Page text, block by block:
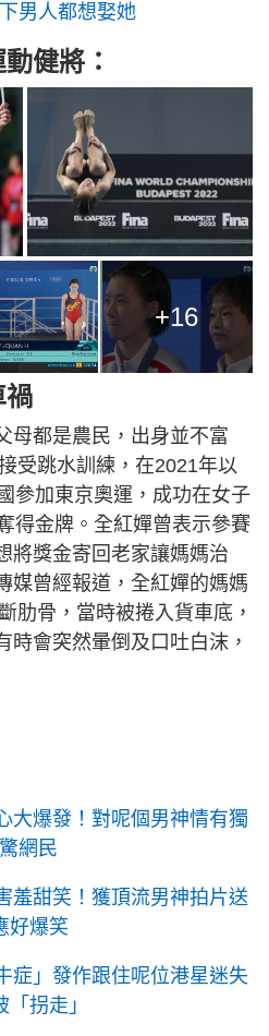
男人都想娶她
健將：
+16
禍
母都是農民，出身並不富
受跳水訓練，在2021年以
參加東京奧運，成功在女子
得金牌。全紅嬋曾表示參賽
將獎金寄回老家讓媽媽治
媒曾經報道，全紅嬋的媽媽
肋骨，當時被捲入貨車底，
時會突然暈倒及口吐白沫，
大爆發！對呢個男神情有獨
網民
羞甜笑！獲頂流男神拍片送
好爆笑
症」發作跟住呢位港星迷失
拐走」